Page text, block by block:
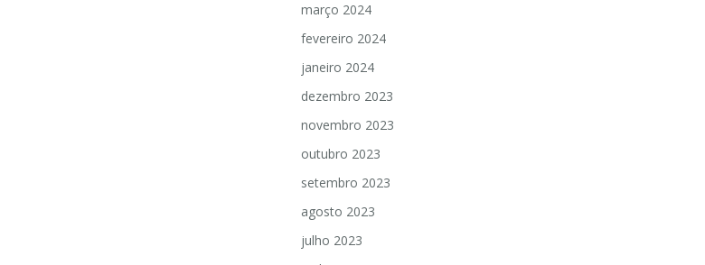
março 2024
fevereiro 2024
janeiro 2024
dezembro 2023
novembro 2023
outubro 2023
setembro 2023
agosto 2023
julho 2023